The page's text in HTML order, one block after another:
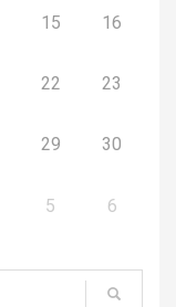
15 16
22 23
29 30
5 6